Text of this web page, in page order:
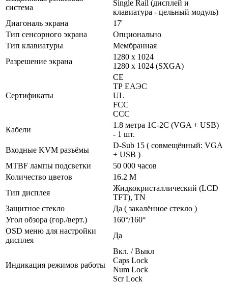
система
Single Rail (дисплей и
клавиатура - цельный модуль)
Диагональ экрана
17'
Тип сенсорного экрана
Опционально
Тип клавиатуры
Мембранная
Разрешение экрана
1280 x 1024
1280 x 1024 (SXGA)
Сертификаты
CE
ТР ЕАЭС
UL
FCC
CСС
Кабели
1.8 метра 1C-2C (VGA + USB)
- 1 шт.
Входные KVM разъёмы
D-Sub 15 ( совмещённый: VGA
+ USB )
MTBF лампы подсветки
50 000 часов
Количество цветов
16.2 M
Тип дисплея
Жидкокристаллический (LCD
TFT), TN
Защитное стекло
Да ( закалённое стекло )
Угол обзора (гор./верт.)
160°/160°
OSD меню для настройки
дисплея
Да
Индикация режимов работы
Вкл. / Выкл
Caps Lock
Num Lock
Scr Lock